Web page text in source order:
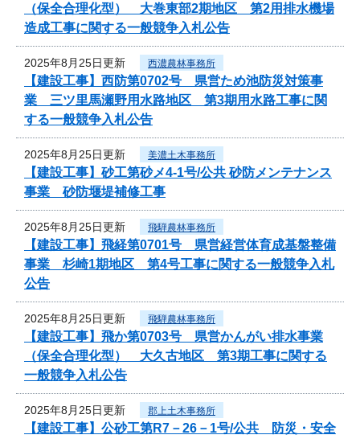
（保全合理化型） 大巻東部2期地区 第2用排水機場
造成工事に関する一般競争入札公告
2025年8月25日更新 西濃農林事務所
【建設工事】西防第0702号 県営ため池防災対策事
業 三ツ里馬瀬野用水路地区 第3期用水路工事に関
する一般競争入札公告
2025年8月25日更新 美濃土木事務所
【建設工事】砂工第砂メ4-1号/公共 砂防メンテナンス
事業 砂防堰堤補修工事
2025年8月25日更新 飛騨農林事務所
【建設工事】飛経第0701号 県営経営体育成基盤整備
事業 杉崎1期地区 第4号工事に関する一般競争入札
公告
2025年8月25日更新 飛騨農林事務所
【建設工事】飛か第0703号 県営かんがい排水事業
（保全合理化型） 大久古地区 第3期工事に関する
一般競争入札公告
2025年8月25日更新 郡上土木事務所
【建設工事】公砂工第R7－26－1号/公共 防災・安全